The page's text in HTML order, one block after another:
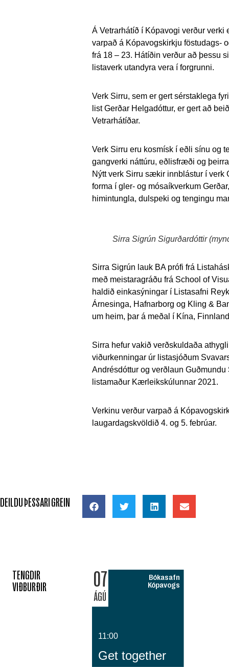
Á Vetrarhátíð í Kópavogi verður verki
varpað á Kópavogskirkju föstudags-
frá 18 – 23. Hátíðin verður að þessu
listaverk utandyra vera í forgrunni.
Verk Sirru, sem er gert sérstaklega
list Gerðar Helgadóttur, er gert að
Vetrarhátíðar.
Verk Sirru eru kosmísk í eðli sínu og
gangverki náttúru, eðlisfræði og
Nýtt verk Sirru sækir innblástur í verk
forma í gler- og mósaíkverkum
himintungla, dulspeki og tengingu
Sirra Sigrún Sigurðardóttir
Sirra Sigrún lauk BA prófi frá
með meistaragráðu frá School of
haldið einkasýningar í Listasafni
Árnesinga, Hafnarborg og Kling &
um heim, þar á meðal í Kína,
Sirra hefur vakið verðskuldaða
viðurkenningar úr listasjóðum
Andrésdóttur og verðlaun
listamaður Kærleikskúlunnar 2021.
Verkinu verður varpað á
laugardagskvöldið 4. og 5. febrúar.
DEILDU ÞESSARI GREIN
TENGDIR
VIÐBURÐIR
07
ÁGÚ
Bókasafn
Kópavogs
11:00
Get together